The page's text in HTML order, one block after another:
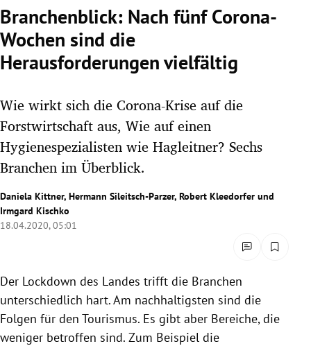
Untermenü
Untermenü
Untermenü
Untermenü
Untermenü
Untermenü
Branchenblick: Nach fünf Corona-
Wochen sind die
Herausforderungen vielfältig
Wie wirkt sich die Corona-Krise auf die
Forstwirtschaft aus, Wie auf einen
Hygienespezialisten wie Hagleitner? Sechs
Branchen im Überblick.
Daniela Kittner, Hermann Sileitsch-Parzer, Robert Kleedorfer und
Irmgard Kischko
18.04.2020, 05:01
Der Lockdown des Landes trifft die Branchen
unterschiedlich hart. Am nachhaltigsten sind die
Folgen für den Tourismus. Es gibt aber Bereiche, die
weniger betroffen sind. Zum Beispiel die